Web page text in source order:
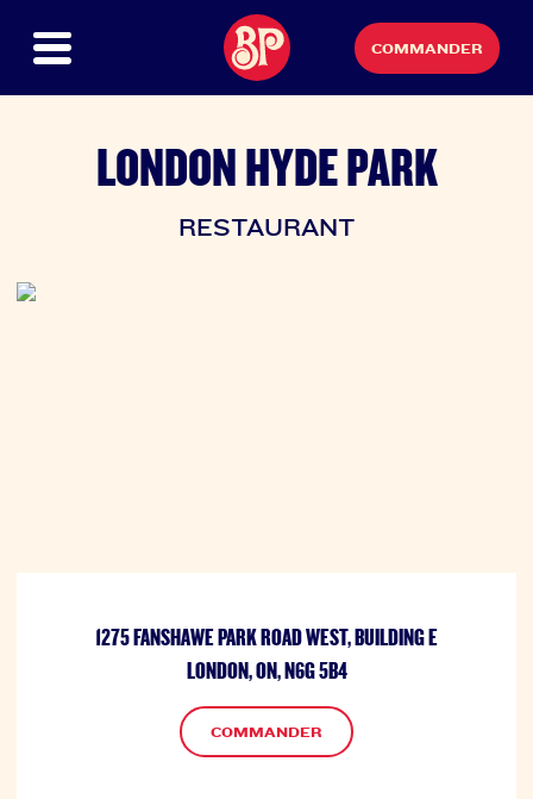
COMMANDER
LONDON HYDE PARK
RESTAURANT
1275 FANSHAWE PARK ROAD WEST, BUILDING E
LONDON, ON, N6G 5B4
COMMANDER